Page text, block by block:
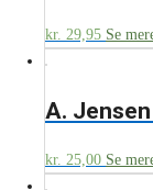
kr. 29,95 Se
A.
kr. 25,00 Se